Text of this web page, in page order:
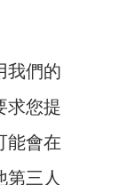
我們的
求您提
能會在
第三人